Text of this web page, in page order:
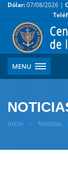
Dólar:07/08/2026 |
MENU
Inicio Noticias